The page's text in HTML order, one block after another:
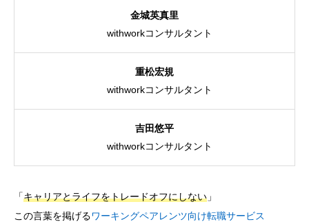
CROSS TALK
COMPANY
会社概要
金城英真里
withworkコンサルタント
重松宏規
withworkコンサルタント
吉田悠平
withworkコンサルタント
「キャリアとライフをトレードオフにしない 」
この言葉を掲げるワーキングペアレンツ向け転職サービス